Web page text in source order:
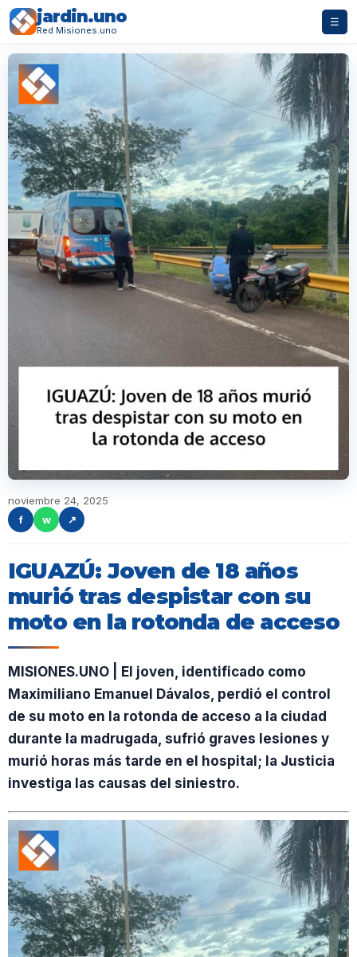
jardin.uno
Red Misiones.uno
☰
noviembre 24, 2025
f
w ↗
IGUAZÚ: Joven de 18 años
murió tras despistar con su
moto en la rotonda de acceso
MISIONES.UNO | El joven, identificado como
Maximiliano Emanuel Dávalos, perdió el control
de su moto en la rotonda de acceso a la ciudad
durante la madrugada, sufrió graves lesiones y
murió horas más tarde en el hospital; la Justicia
investiga las causas del siniestro.